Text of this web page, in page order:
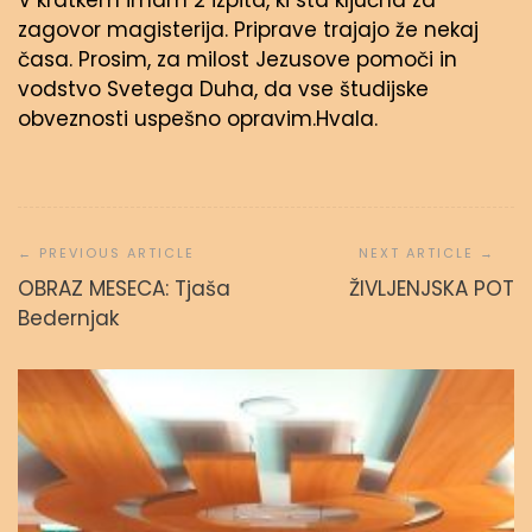
zagovor magisterija. Priprave trajajo že nekaj
časa. Prosim, za milost Jezusove pomoči in
vodstvo Svetega Duha, da vse študijske
obveznosti uspešno opravim.Hvala.
prispevka
OBRAZ MESECA: Tjaša
Bedernjak
ŽIVLJENJSKA POT